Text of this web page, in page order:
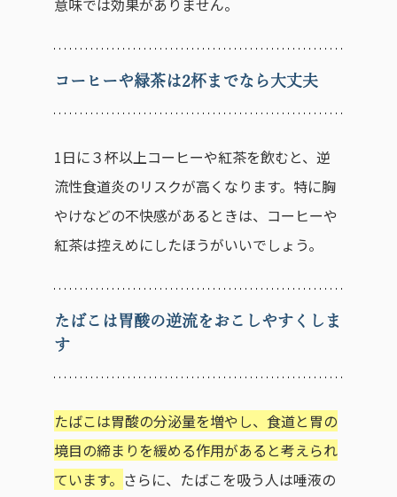
意味では効果がありません。
コーヒーや緑茶は2杯までなら大丈夫
1日に３杯以上コーヒーや紅茶を飲むと、逆
流性食道炎のリスクが高くなります。特に胸
やけなどの不快感があるときは、コーヒーや
紅茶は控えめにしたほうがいいでしょう。
たばこは胃酸の逆流をおこしやすくしま
す
たばこは胃酸の分泌量を増やし、食道と胃の
境目の締まりを緩める作用があると考えられ
ています。 さらに、たばこを吸う人は唾液の